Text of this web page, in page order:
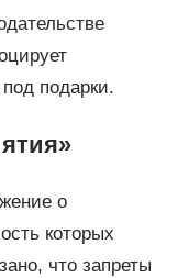
подарки.
о
которых
что запреты